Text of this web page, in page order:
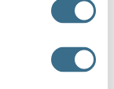
, Porthos
lui.